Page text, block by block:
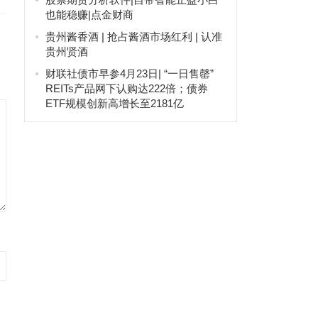
也能稳赚|点金财商
贵州酱香酒 | 抢占酱酒市场红利 | 认准
贵州贤酒
财联社债市早参4月23日| “一日售罄”
REITs产品网下认购达222倍；债券
ETF规模创新高增长至2181亿